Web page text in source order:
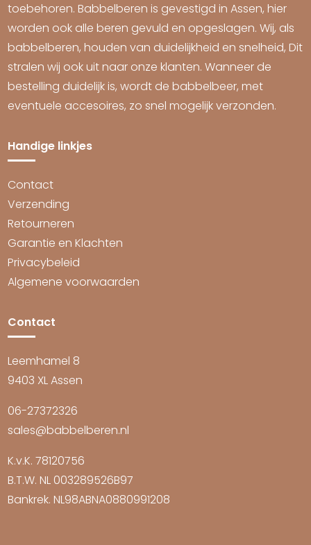
toebehoren. Babbelberen is gevestigd in Assen, hier
worden ook alle beren gevuld en opgeslagen. Wij, als
babbelberen, houden van duidelijkheid en snelheid, Dit
stralen wij ook uit naar onze klanten. Wanneer de
bestelling duidelijk is, wordt de babbelbeer, met
eventuele accesoires, zo snel mogelijk verzonden.
Handige linkjes
Contact
Verzending
Retourneren
Garantie en Klachten
Privacybeleid
Algemene voorwaarden
Contact
Leemhamel 8
9403 XL Assen
06-27372326
sales@babbelberen.nl
K.v.K. 78120756
B.T.W. NL 003289526B97
Bankrek. NL98ABNA0880991208